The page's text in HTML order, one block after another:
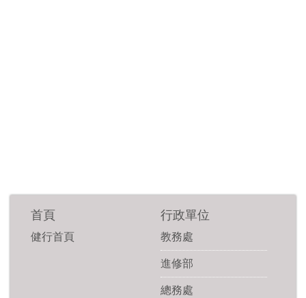
首頁
健行首頁
行政單位
教務處
進修部
總務處